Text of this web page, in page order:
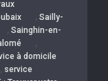
, Sailly-
, Sainghin-en-
,
à domicile
, service